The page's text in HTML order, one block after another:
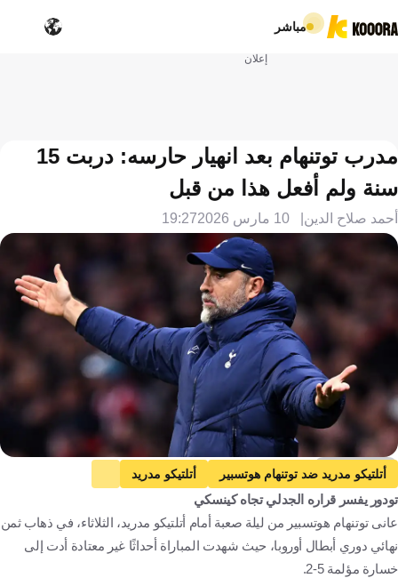
مباشر
إعلان
مدرب توتنهام بعد انهيار حارسه: دربت 15
سنة ولم أفعل هذا من قبل
أحمد صلاح الدين 10 مارس 2026 19:27
Getty Images
أتلتيكو مدريد ضد توتنهام هوتسبير
أتلتيكو مدريد
توتنهام هوتسبير
دوري أبطال أوروبا
أنتونين كينسكي
ارشي جراي كيفين دانسو إسبانيا
إنجلترا
تودور يفسر قراره الجدلي تجاه كينسكي
عانى توتنهام هوتسبير من ليلة صعبة أمام أتلتيكو مدريد، الثلاثاء، في ذهاب ثمن
نهائي دوري أبطال أوروبا، حيث شهدت المباراة أحداثًا غير معتادة أدت إلى
خسارة مؤلمة 5-2.